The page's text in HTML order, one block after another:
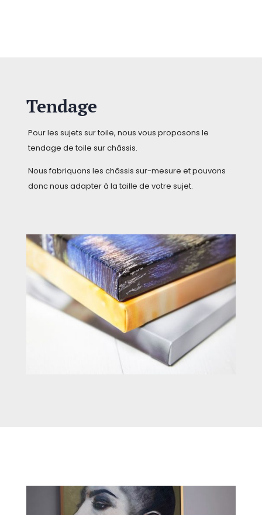
Tendage
Pour les sujets sur toile, nous vous proposons le
tendage de toile sur châssis.
Nous fabriquons les châssis sur-mesure et pouvons
donc nous adapter à la taille de votre sujet.